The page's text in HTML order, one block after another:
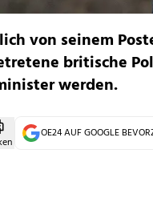
von seinem
britische
werden.
OE24 AUF GOOGLE